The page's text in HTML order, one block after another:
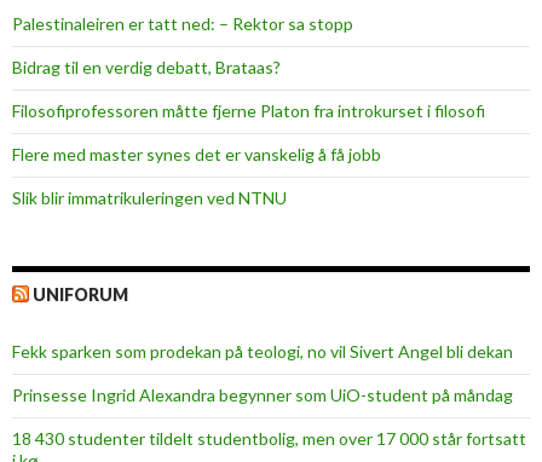
Palestinaleiren er tatt ned: – Rektor sa stopp
Bidrag til en verdig debatt, Brataas?
Filosofiprofessoren måtte fjerne Platon fra introkurset i filosofi
Flere med master synes det er vanskelig å få jobb
Slik blir immatrikuleringen ved NTNU
UNIFORUM
Fekk sparken som prodekan på teologi, no vil Sivert Angel bli dekan
Prinsesse Ingrid Alexandra begynner som UiO-student på måndag
18 430 studenter tildelt studentbolig, men over 17 000 står fortsatt